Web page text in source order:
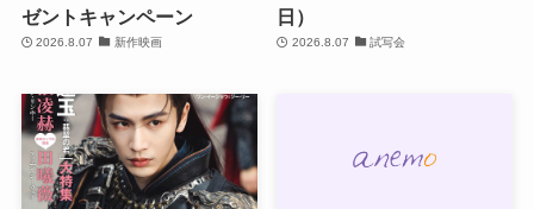
ゼントキャンペーン
2026.8.07 新作映画
日）
2026.8.07 試写会